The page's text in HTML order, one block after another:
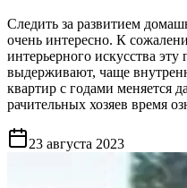
Следить за развитием
очень интересно. К
интерьерного искусства
выдерживают, чаще
квартир с годами меняется
рачительных хозяев время
23 августа 2023